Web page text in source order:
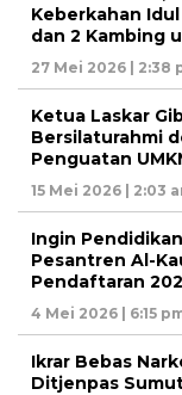
Keberkahan
dan 2 Kambing
27 Mei 2026 | 2:38
Ketua Laskar
Bersilaturahmi
Penguatan
15 Mei 2026 | 2:03
Ingin
Pesantren Al-
Pendaftaran
4 Mei 2026 | 6:15
Ikrar Bebas
Ditjenpas